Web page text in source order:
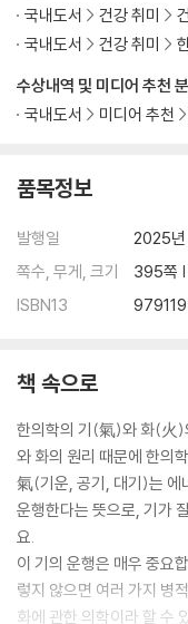
수상내역 및 미디어 추천
국내도서
미디어 추천
국내도서
건강 취미
국내도서
건강 취미
품목정보
발행일
2025
쪽수, 무게, 크기
395쪽
ISBN13
책 속으로
한의학의 기(氣)와 화(火)
와 화의 원리 때문에 한의
氣(기운, 공기, 대기)는 에
운행한다는 뜻으로, 기가
요.
이 기의 운행은 매우 중요
렇지 않으면 여러 가지 병
화에 관한 의학이라 할 수